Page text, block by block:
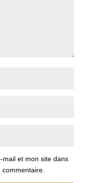
mail et mon site dans